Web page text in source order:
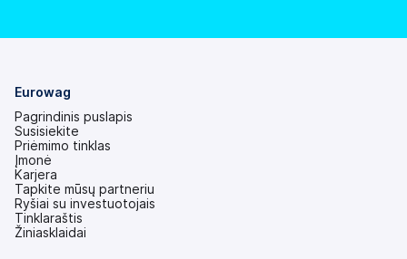
Eurowag
Pagrindinis puslapis
Susisiekite
Priėmimo tinklas
Įmonė
Karjera
Tapkite mūsų partneriu
Ryšiai su investuotojais
(atsidaro
naujame
Tinklaraštis
Žiniasklaidai